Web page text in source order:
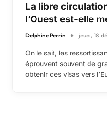
La libre
l’Ouest est-elle
Delphine Perrin jeudi, 18
On le sait, les
éprouvent souvent de
obtenir des visas vers